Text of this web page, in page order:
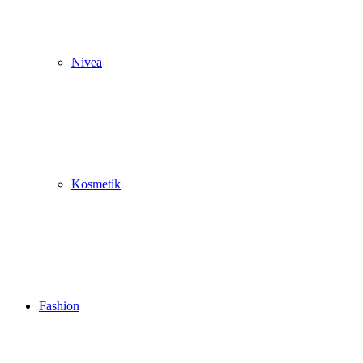
Nivea
Kosmetik
Fashion